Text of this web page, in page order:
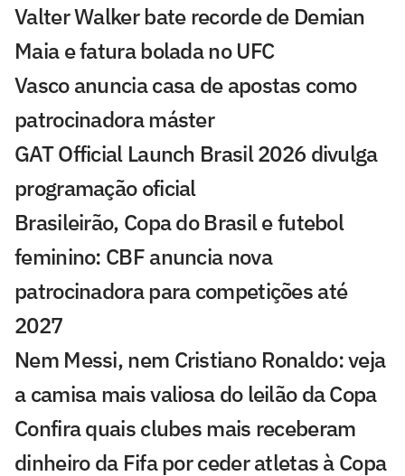
Valter Walker bate recorde de Demian
Maia e fatura bolada no UFC
Vasco anuncia casa de apostas como
patrocinadora máster
GAT Official Launch Brasil 2026 divulga
programação oficial
Brasileirão, Copa do Brasil e futebol
feminino: CBF anuncia nova
patrocinadora para competições até
2027
Nem Messi, nem Cristiano Ronaldo: veja
a camisa mais valiosa do leilão da Copa
Confira quais clubes mais receberam
dinheiro da Fifa por ceder atletas à Copa